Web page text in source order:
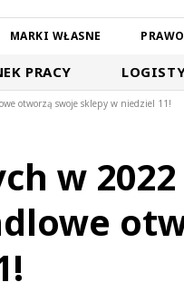
MARKI WŁASNE
PRACY
otworzą swoje sklepy w niedziel 11!
w 2022